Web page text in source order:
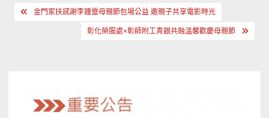
文 金門家扶感謝李鍾靈母親節包場公益 邀親子共享電影時光
彰化榮服處×彰師附工青銀共融溫馨歡慶母親節